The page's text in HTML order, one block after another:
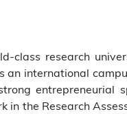
class research
an international
entrepreneurial
the Research